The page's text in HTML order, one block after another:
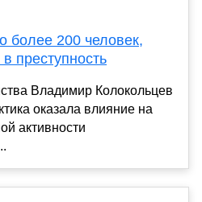
более 200 человек,
преступность
Владимир Колокольцев
оказала влияние на
активности